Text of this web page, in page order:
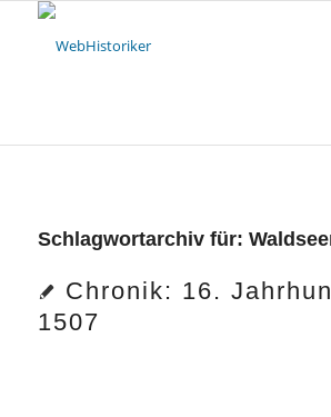
Schlagwortarchiv für:
Chronik: 16.
1507